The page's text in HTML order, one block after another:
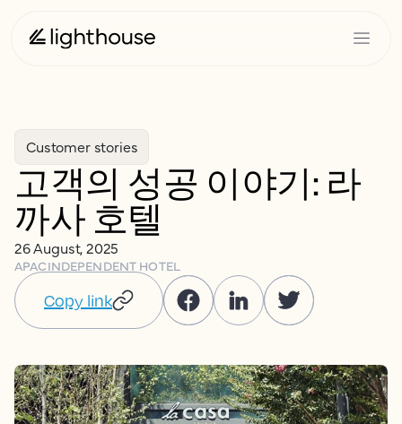
Customer stories
고객의 성공 이야기: 라
까사 호텔
26 August, 2025
APACINDEPENDENT HOTEL
Copy link